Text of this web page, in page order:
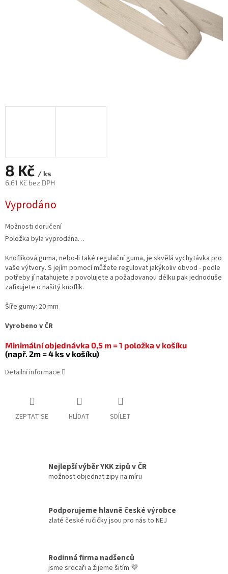
8 Kč / ks
6,61 Kč bez DPH
cena:
Vyprodáno
Možnosti doručení
Položka byla vyprodána…
Knoflíková guma, nebo-li také regulační guma, je skvělá vychytávka pro
vaše výtvory. S jejím pomocí můžete regulovat jakýkoliv obvod - podle
potřeby jí natahujete a povolujete a požadovanou délku pak jednoduše
zafixujete o našitý knoflík.
Šíře gumy: 20 mm
Vyrobeno v ČR
Minimální objednávka 0,5 m = 1 položka v košíku
(např. 2m = 4 ks v košíku)
Detailní informace
ZEPTAT SE HLÍDAT SDÍLET
Nejlepší výběr YKK zipů v ČR
možnost objednat zipy na míru
Podporujeme hlavně české výrobce
zlaté české ručičky jsou pro nás to NEJ
Rodinná firma nadšenců
jsme srdcaři a žijeme šitím 💜